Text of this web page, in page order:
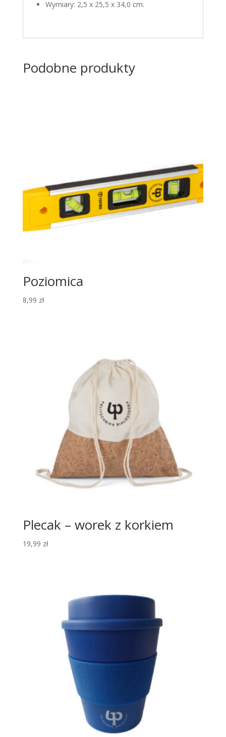
Wymiary: 2,5 x 25,5 x 34,0 cm.
Podobne produkty
Poziomica
8,99 zł
Plecak – worek z korkiem
19,99 zł